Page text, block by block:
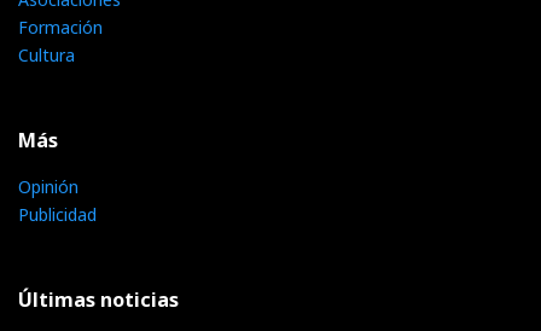
Formación
Cultura
Más
Opinión
Publicidad
Últimas noticias